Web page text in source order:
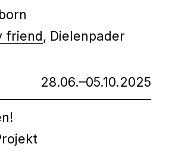
friend, Dielenpader
28.06.–05.10.2025